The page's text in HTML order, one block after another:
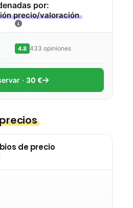
por:
precio/valoración
4.8 433 opiniones
30 €
de precio